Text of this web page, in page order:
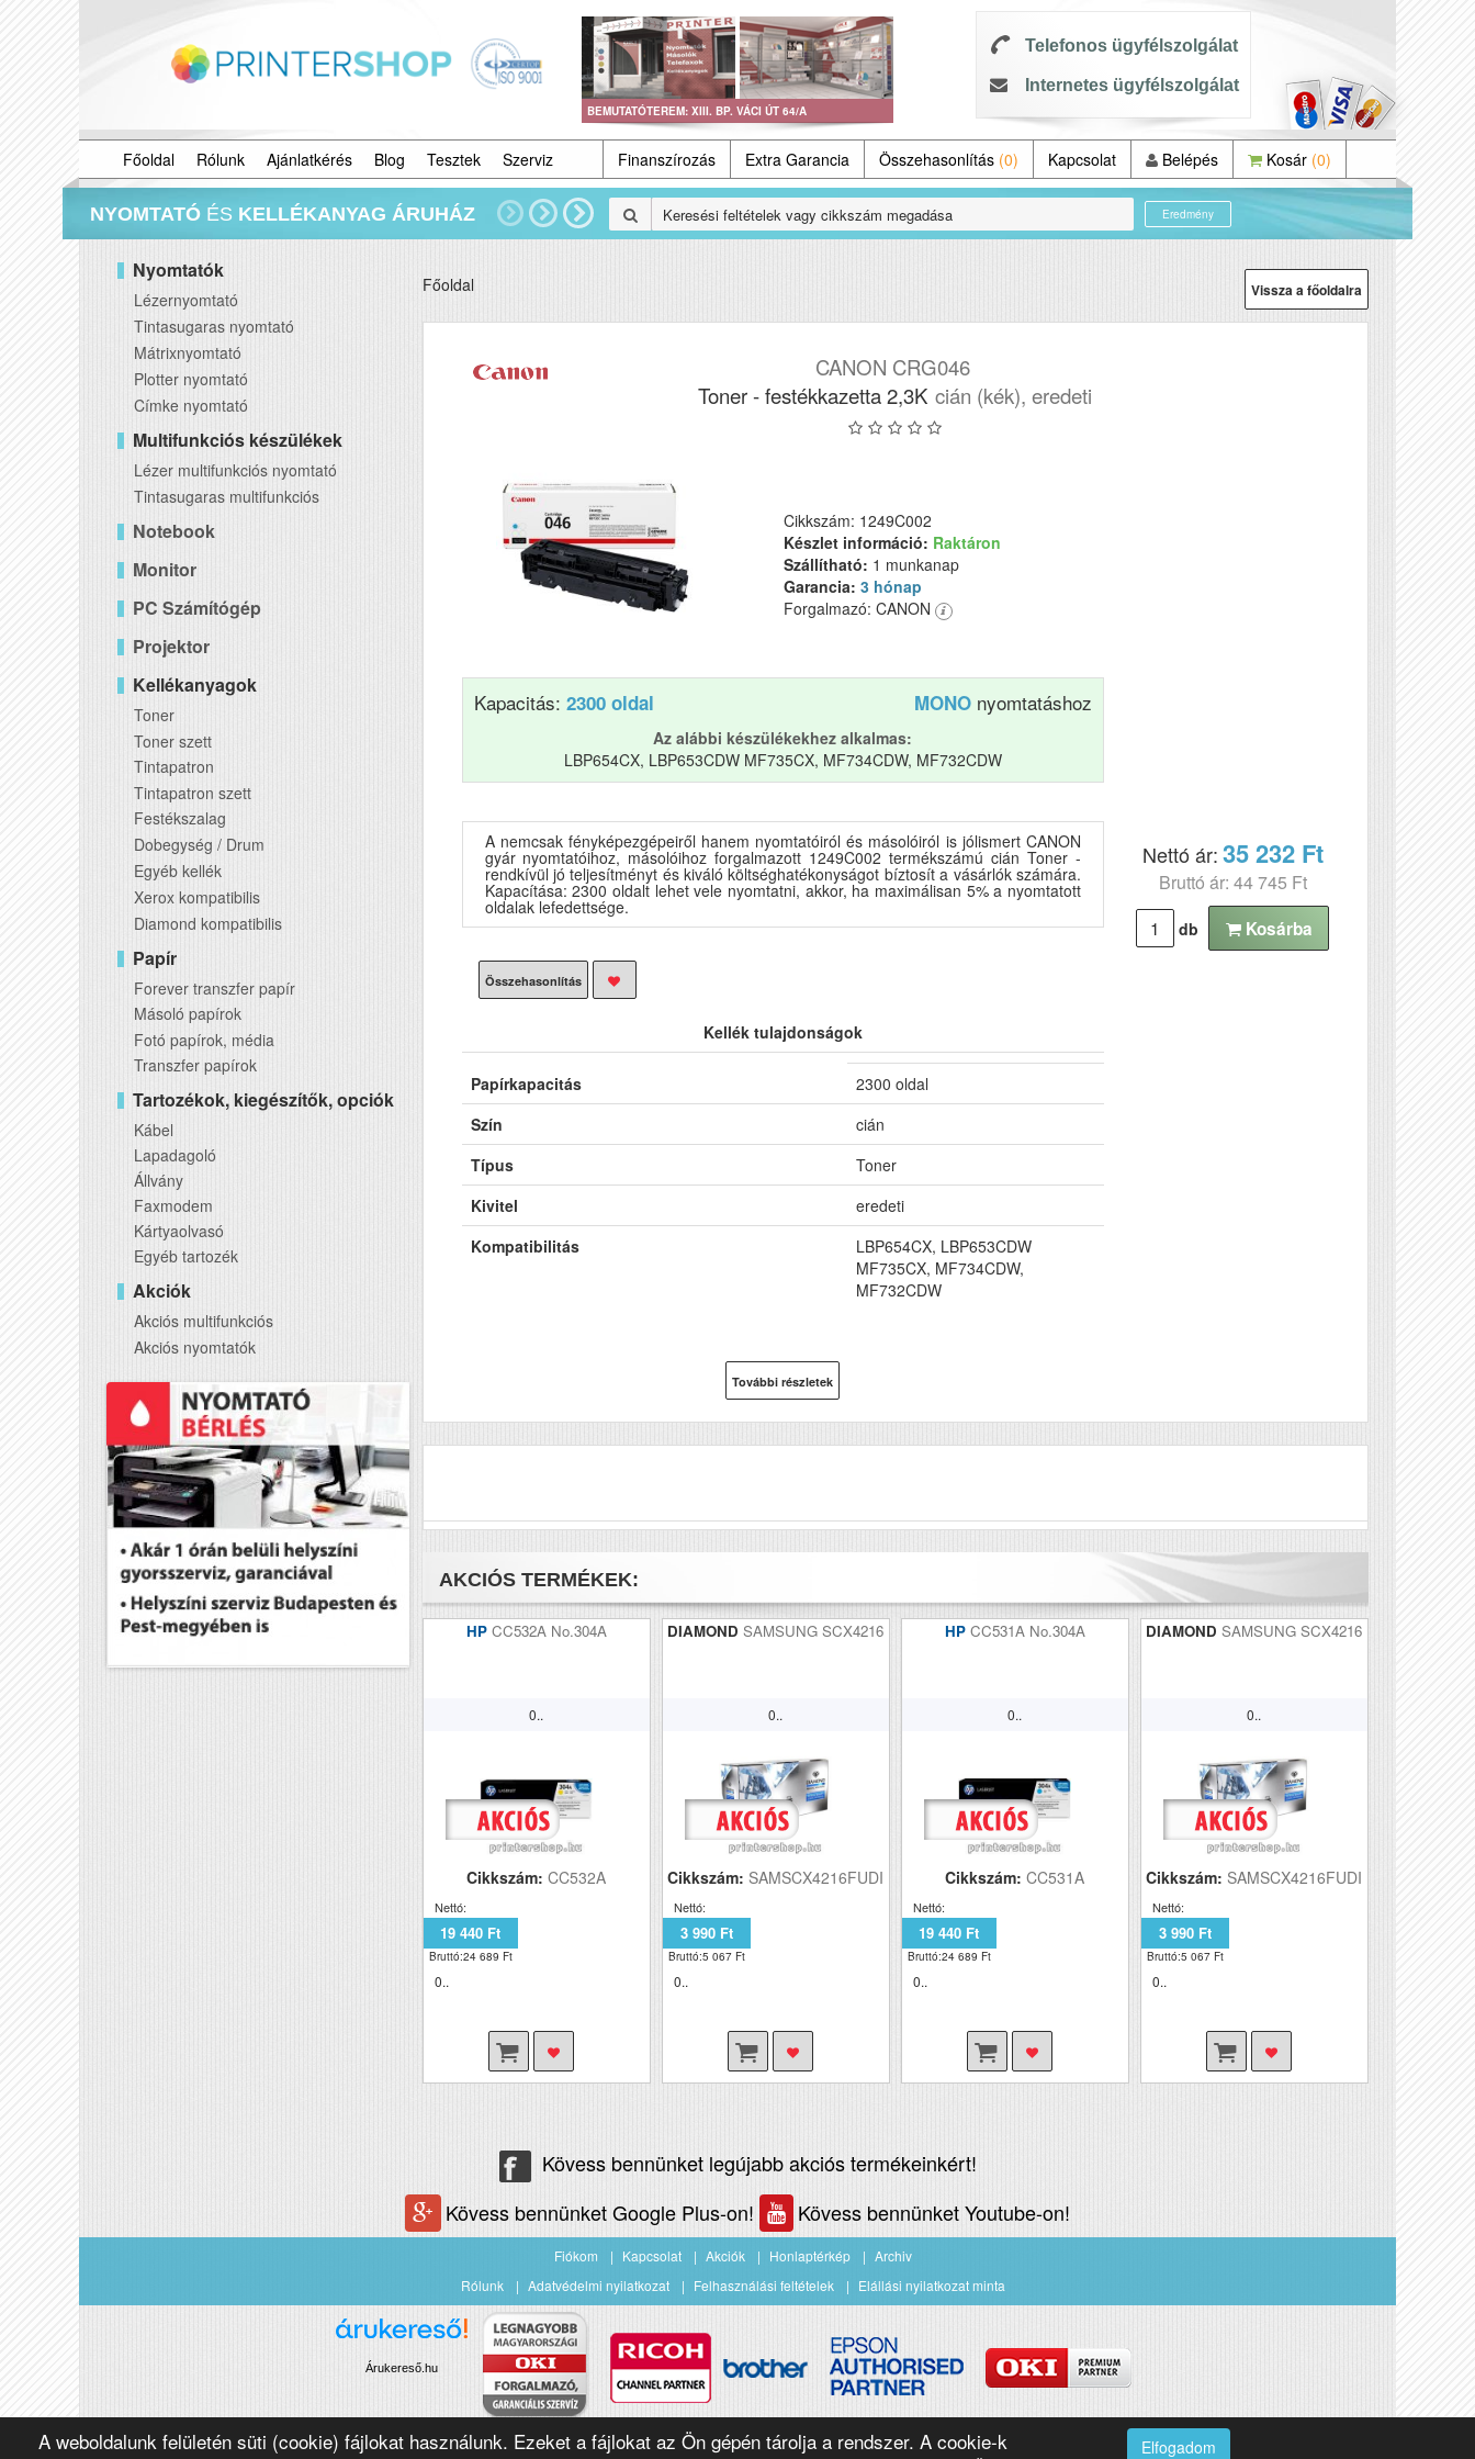
BEMUTATÓTEREM: XIII. BP. VÁCI ÚT 64/A
Telefonos ügyfélszolgálat
Internetes ügyfélszolgálat
Főoldal Rólunk Ajánlatkérés Blog Tesztek Szerviz Finanszírozás Extra Garancia Összehasonlítás (0) Kapcsolat Belépés Kosár (0)
NYOMTATÓ ÉS KELLÉKANYAG ÁRUHÁZ Eredmény
Nyomtatók
Lézernyomtató
Tintasugaras nyomtató
Mátrixnyomtató
Plotter nyomtató
Címke nyomtató
Multifunkciós készülékek
Lézer multifunkciós nyomtató
Tintasugaras multifunkciós
Notebook
Monitor
PC Számítógép
Projektor
Kellékanyagok
Toner
Toner szett
Tintapatron
Tintapatron szett
Festékszalag
Dobegység / Drum
Egyéb kellék
Xerox kompatibilis
Diamond kompatibilis
Papír
Forever transzfer papír
Másoló papírok
Fotó papírok, média
Transzfer papírok
Tartozékok, kiegészítők, opciók
Kábel
Lapadagoló
Állvány
Faxmodem
Kártyaolvasó
Egyéb tartozék
Akciók
Akciós multifunkciós
Akciós nyomtatók
Vissza a főoldalra
Főoldal
CANON CRG046
Toner - festékkazetta 2,3K cián (kék), eredeti
Cikkszám: 1249C002
Készlet információ: Raktáron
Szállítható: 1 munkanap
Garancia: 3 hónap
Forgalmazó: CANON
Kapacitás: 2300 oldal MONOnyomtatáshoz
Az alábbi készülékekhez alkalmas:
LBP654CX, LBP653CDW MF735CX, MF734CDW, MF732CDW
A nemcsak fényképezgépeiről hanem nyomtatóiról és másolóiról is jólismert CANON
gyár nyomtatóihoz, másolóihoz forgalmazott 1249C002 termékszámú cián Toner -
rendkívül jó teljesítményt és kiváló költséghatékonyságot bíztosít a vásárlók számára.
Kapacítása: 2300 oldalt lehet vele nyomtatni, akkor, ha maximálisan 5% a nyomtatott
oldalak lefedettsége.
Összehasonlítás
Kellék tulajdonságok
Papírkapacitás
2300 oldal
Szín
cián
Típus
Toner
Kivitel
eredeti
Kompatibilitás
LBP654CX, LBP653CDW
MF735CX, MF734CDW,
MF732CDW
További részletek
Nettó ár:35 232 Ft
Bruttó ár: 44 745 Ft
db Kosárba
AKCIÓS TERMÉKEK:
HP CC532A No.304A
0..
Cikkszám:CC532A
Nettó:
19 440 Ft
Bruttó:24 689 Ft
0..
DIAMONDSAMSUNG SCX4216
0..
Cikkszám: SAMSCX4216FUDI
Nettó:
3 990 Ft
Bruttó:5 067 Ft
0..
HP CC531A No.304A
0..
Cikkszám:CC531A
Nettó:
19 440 Ft
Bruttó:24 689 Ft
0..
DIAMONDSAMSUNG SCX4216
0..
Cikkszám: SAMSCX4216FUDI
Nettó:
3 990 Ft
Bruttó:5 067 Ft
0..
A weboldalunk felületén süti (cookie) fájlokat használunk. Ezeket a fájlokat az Ön gépén tárolja a rendszer. A cookie-k
Elfogadom
Kövess bennünket legújabb akciós termékeinkért!
Kövess bennünket Google Plus-on!
Kövess bennünket Youtube-on!
Fiókom Kapcsolat Akciók Honlaptérkép
Archiv
Rólunk
Adatvédelmi nyilatkozat Felhasználási feltételek Elállási nyilatkozat minta
Árukereső.hu
Copyright 2016 Négypólus Kft Webdesign by loomify developer team